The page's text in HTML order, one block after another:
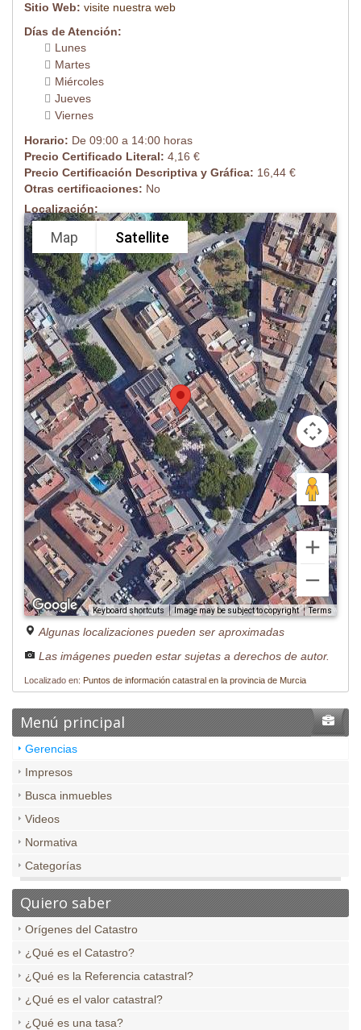
Sitio Web: visite nuestra web
Días de Atención:
Lunes
Martes
Miércoles
Jueves
Viernes
Horario: De 09:00 a 14:00 horas
Precio Certificado Literal: 4,16 €
Precio Certificación Descriptiva y Gráfica: 16,44 €
Otras certificaciones: No
Localización:
Map Satellite
Keyboard shortcuts Image may be subject to copyright Terms
Algunas localizaciones pueden ser aproximadas
Las imágenes pueden estar sujetas a derechos de autor.
Localizado en: Puntos de información catastral en la provincia de Murcia
Menú principal
Gerencias
Impresos
Busca inmuebles
Videos
Normativa
Categorías
Quiero saber
Orígenes del Catastro
¿Qué es el Catastro?
¿Qué es la Referencia catastral?
¿Qué es el valor catastral?
¿Qué es una tasa?